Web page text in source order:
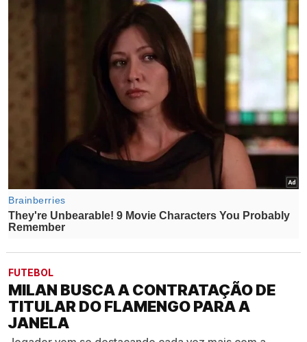
FUTEBOL
MILAN BUSCA A CONTRATAÇÃO DE
TITULAR DO FLAMENGO PARA A
JANELA